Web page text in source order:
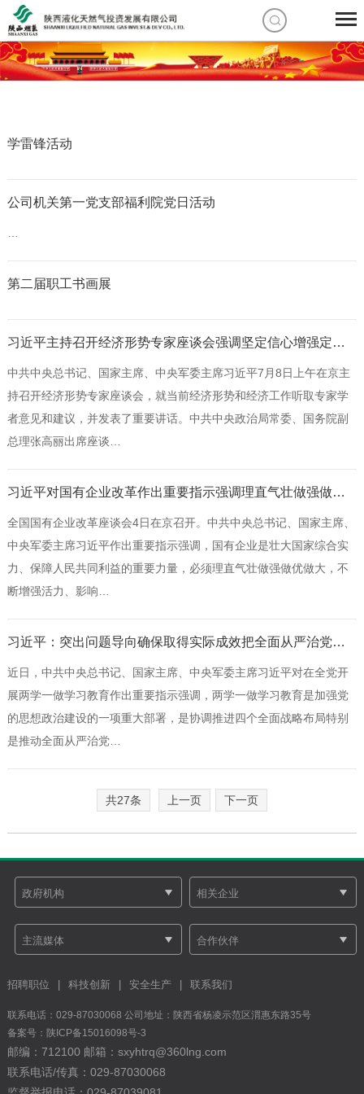
学雷锋活动
公司机关第一党支部福利院党日活动
第二届职工书画展
习近平主持召开经济形势专家座谈会强调坚定信心增强定力坚定不移推进供给侧结构性改革
中共中央总书记、国家主席、中央军委主席习近平7月8日上午在京主
持召开经济形势专家座谈会，就当前经济形势和经济工作听取专家学
者意见和建议，并发表了重要讲话。中共中央政治局常委、国务院副
总理张高丽出席座谈…
习近平对国有企业改革作出重要指示强调理直气壮做强做优做大国有企业尽快在国企改革重要领域和关键环节取得新成效
全国国有企业改革座谈会4日在京召开。中共中央总书记、国家主席、
中央军委主席习近平作出重要指示强调，国有企业是壮大国家综合实
力、保障人民共同利益的重要力量，必须理直气壮做强做优做大，不
断增强活力、影响…
习近平：突出问题导向确保取得实际成效把全面从严治党落实到每一个支部
近日，中共中央总书记、国家主席、中央军委主席习近平对在全党开
展两学一做学习教育作出重要指示强调，两学一做学习教育是加强党
的思想政治建设的一项重大部署，是协调推进四个全面战略布局特别
是推动全面从严治党…
共27条 上一页 下一页
招聘职位 科技创新 安全生产 联系我们
联系电话：029-87030068 公司地址：陕西省杨凌示范区渭惠东路35号
备案号： 陕ICP备15016098号-3
邮编：712100 邮箱：sxyhtrq@360lng.com
联系电话/传真：029-87030068